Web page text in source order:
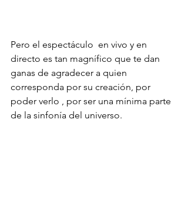
Pero el espectáculo  en vivo y en
directo es tan magnífico que te dan
ganas de agradecer a quien
corresponda por su creación, por
poder verlo , por ser una mínima parte
de la sinfonía del universo.